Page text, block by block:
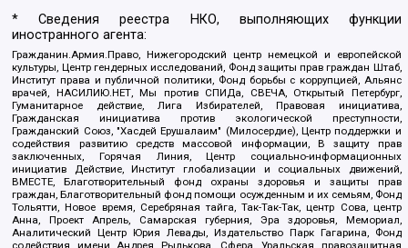
* Сведения реестра НКО, выполняющих функции
иностранного агента:
Гражданин.Армия.Право, Нижегородский центр немецкой и европейской
культуры, Центр гендерных исследований, Фонд защиты прав граждан Штаб,
Институт права и публичной политики, Фонд борьбы с коррупцией, Альянс
врачей, НАСИЛИЮ.НЕТ, Мы против СПИДа, СВЕЧА, Открытый Петербург,
Гуманитарное действие, Лига Избирателей, Правовая инициатива,
Гражданская инициатива против экологической преступности,
Гражданский Союз, "Хасдей Ерушалаим" (Милосердие), Центр поддержки и
содействия развитию средств массовой информации, В защиту прав
заключенных, Горячая Линия, Центр социально-информационных
инициатив Действие, Институт глобализации и социальных движений,
ВМЕСТЕ, Благотворительный фонд охраны здоровья и защиты прав
граждан, Благотворительный фонд помощи осужденным и их семьям, Фонд
Тольятти, Новое время, Серебряная тайга, Так-Так-Так, центр Сова, центр
Анна, Проект Апрель, Самарская губерния, Эра здоровья, Мемориал,
Аналитический Центр Юрия Левады, Издательство Парк Гагарина, Фонд
содействия имени Андрея Рылькова, Сфера, Уральская правозащитная